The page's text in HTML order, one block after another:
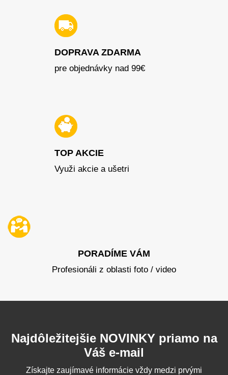
DOPRAVA ZDARMA
pre objednávky nad 99€
TOP AKCIE
Využi akcie a ušetri
PORADÍME VÁM
Profesionáli z oblasti foto / video
Najdôležitejšie NOVINKY priamo na
Váš e-mail
Získajte zaujímavé informácie vždy medzi prvými